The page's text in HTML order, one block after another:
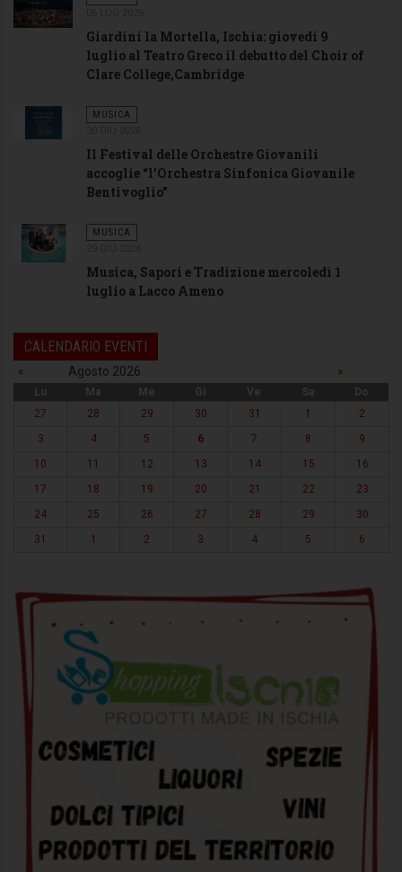
Giardini la Mortella, Ischia: giovedi 9
luglio al Teatro Greco il debutto del Choir of
Clare College,Cambridge
MUSICA
Il Festival delle Orchestre Giovanili
accoglie “l’Orchestra Sinfonica Giovanile
Bentivoglio”
MUSICA
Musica, Sapori e Tradizione mercoledì 1
luglio a Lacco Ameno
CALENDARIO EVENTI
« Agosto 2026 »
Lu Ma Me Gi Ve Sa
Do
27
28 29 30 31 1
2
3
4 5 6 7 8
9
10
11 12 13 14 15
16
17
18 19 20 21 22
23
24
25 26 27 28 29
30
31
1 2 3 4 5 6